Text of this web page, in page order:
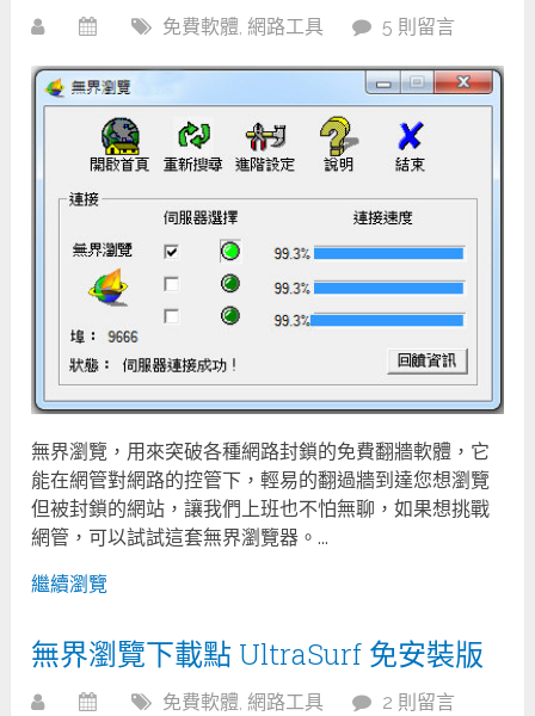
免費軟體, 網路工具 5 則留言
無界瀏覽，用來突破各種網路封鎖的免費翻牆軟體，它
能在網管對網路的控管下，輕易的翻過牆到達您想瀏覽
但被封鎖的網站，讓我們上班也不怕無聊，如果想挑戰
網管，可以試試這套無界瀏覽器。...
繼續瀏覽
無界瀏覽下載點 UltraSurf 免安裝版
免費軟體, 網路工具 2 則留言